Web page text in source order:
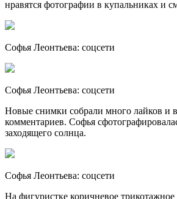
нравятся фотографии в купальниках и
Софья Леонтьева: соцсети
Софья Леонтьева: соцсети
Новые снимки собрали много лайков и
комментариев. Софья
заходящего солнца.
Софья Леонтьева: соцсети
На фигуристке коричневое трикотажное